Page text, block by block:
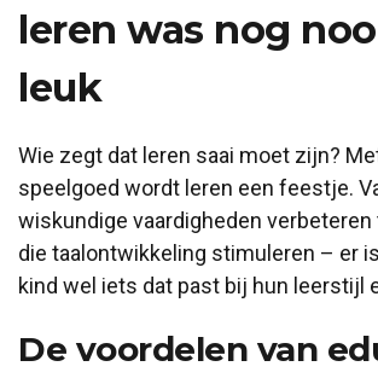
leren was nog
leuk
Wie zegt dat leren saai moet zijn?
speelgoed wordt leren een feestje.
wiskundige vaardigheden
die taalontwikkeling stimuleren – er
kind wel iets dat past bij hun leerstijl
De voordelen van